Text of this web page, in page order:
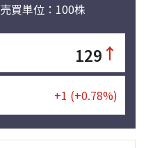
売買単位：100株
129 ↑
+1 (+0.78%)